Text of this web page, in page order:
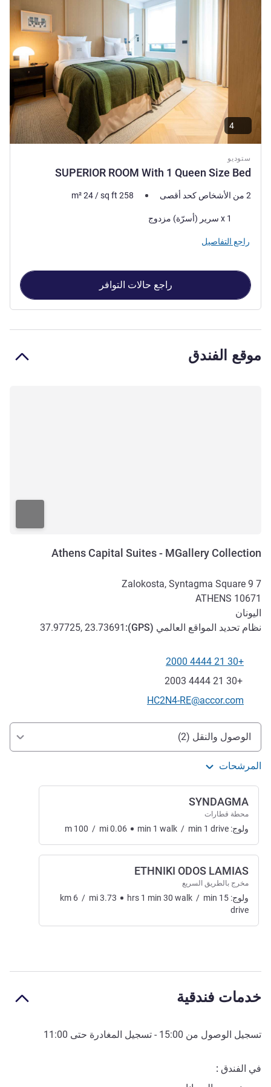
ستوديو
SUPERIOR ROOM With 1 Queen Size Bed
2 من الأشخاص كحد أقصى m²24/sq ft 258
فرش السرير
1 x سرير (أسرّة) مزدوج
راجع التفاصيل
راجع حالات التوافر
موقع الفندق
Athens Capital Suites - MGallery Collection
7 9 Zalokosta, Syntagma Square
10671
ATHENS
اليونان
نظام تحديد المواقع العالمي (GPS
):
37.97725, 23.73691
الهاتف
+30 21 4444 2000
فاكس
+30 21 4444 2003
تواصل معنا عبر البريد الإلكتروني
HC2N4-RE@accor.com
الوصول والتنقل
الوصول والنقل (2)
المرشحات
SYNDAGMA
محطة قطارات
ولوج: m 100 / mi0.06 min 1 walk / min 1 drive
ETHNIKI ODOS LAMIAS
مخرج بالطريق السريع
ولوج: km 6 / mi3.73 hrs 1 min 30 walk / min 15
drive
خدمات فندقية
تسجيل الوصول من 15:00 - تسجيل المغادرة حتى 11:00
في الفندق